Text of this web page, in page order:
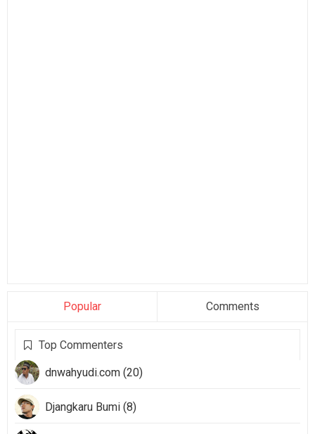
Popular Comments
Top Commenters
dnwahyudi.com (20)
Djangkaru Bumi (8)